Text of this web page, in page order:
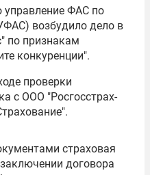
управление ФАС по
возбудило дело в
" по признакам
конкуренции".
проверки
с ООО "Росгосстрах-
страховая
договора